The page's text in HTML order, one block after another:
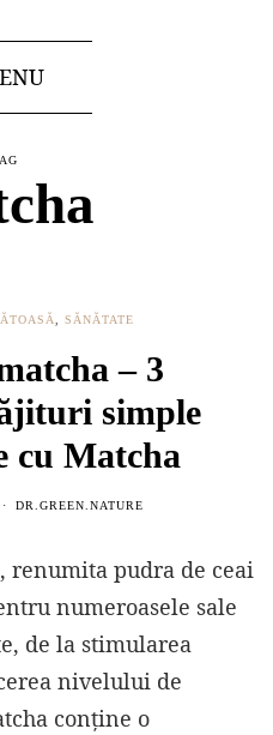
SĂNĂTATE
– 3
simple
cu Matcha
DR.GREEN.NATURE
renumita pudra de ceai
numeroasele sale
de la stimularea
nivelului de
conține o